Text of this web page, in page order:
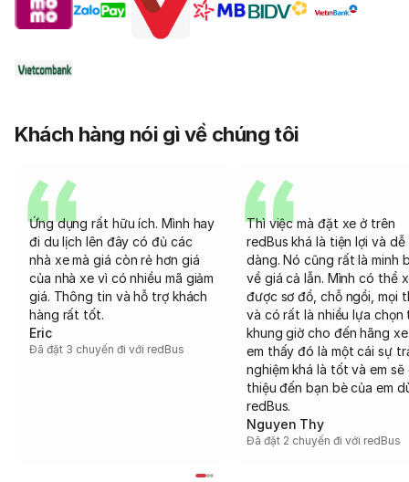
Khách hàng nói gì về chúng tôi
Ứng dụng rất hữu ích. Mình hay
đi du lịch lên đây có đủ các
nhà xe mà giá còn rẻ hơn giá
của nhà xe vì có nhiều mã giảm
giá. Thông tin và hỗ trợ khách
hàng rất tốt.
Eric
Đã đặt 3 chuyến đi với redBus
Thì việc mà đặt xe ở trên
redBus khá là tiện lợi và dễ
dàng. Nó cũng rất là minh
về giá cả lẫn. Mình có thể
được sơ đồ, chỗ ngồi, mọi
và có rất là nhiều lựa chọn
khung giờ cho đến hãng
em thấy đó là một cái sự
nghiệm khá là tốt và em sẽ
thiệu đến bạn bè của em
redBus.
Nguyen Thy
Đã đặt 2 chuyến đi với redBus